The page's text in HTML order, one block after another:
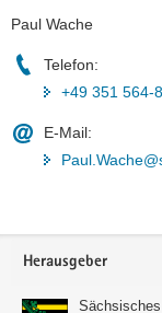
Paul Wache
Telefon:
+49 351 564-
E-Mail:
Footer-
Herausgeber